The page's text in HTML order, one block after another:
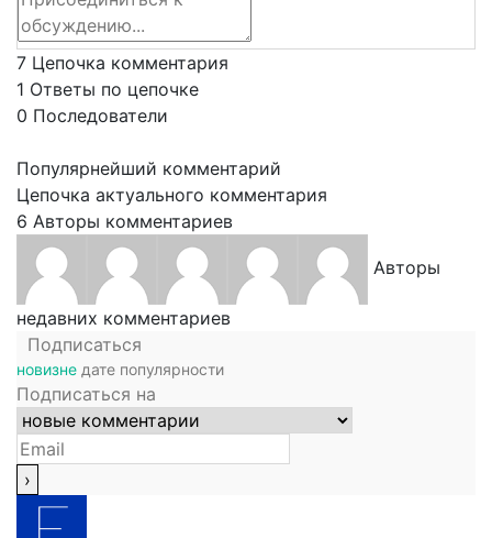
7 Цепочка комментария
1 Ответы по цепочке
0 Последователи
Популярнейший комментарий
Цепочка актуального комментария
6 Авторы комментариев
Авторы
недавних комментариев
Подписаться
новизне дате популярности
Подписаться на